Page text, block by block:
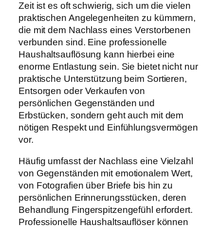
Zeit ist es oft schwierig, sich um die vielen
praktischen Angelegenheiten zu kümmern,
die mit dem Nachlass eines Verstorbenen
verbunden sind. Eine professionelle
Haushaltsauflösung kann hierbei eine
enorme Entlastung sein. Sie bietet nicht nur
praktische Unterstützung beim Sortieren,
Entsorgen oder Verkaufen von
persönlichen Gegenständen und
Erbstücken, sondern geht auch mit dem
nötigen Respekt und Einfühlungsvermögen
vor.
Häufig umfasst der Nachlass eine Vielzahl
von Gegenständen mit emotionalem Wert,
von Fotografien über Briefe bis hin zu
persönlichen Erinnerungsstücken, deren
Behandlung Fingerspitzengefühl erfordert.
Professionelle Haushaltsauflöser können